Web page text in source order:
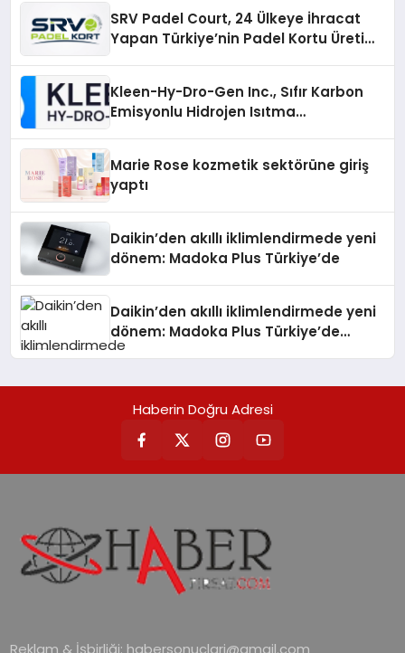
SRV Padel Court, 24 Ülkeye İhracat
Yapan Türkiye’nin Padel Kortu Üretim
Kleen-Hy-Dro-Gen Inc., Sıfır Karbon
Emisyonlu Hidrojen Isıtma
Marie Rose kozmetik sektörüne giriş
yaptı
Daikin’den akıllı iklimlendirmede yeni
dönem: Madoka Plus Türkiye’de
Daikin’den akıllı iklimlendirmede yeni
dönem: Madoka Plus Türkiye’de
Daikin’in kullanıcı dostu tasarımıyla
teknolojilerle donatılmış son modeli
VRV kontrol ünitesi Madoka Plus
Türkiye’de satışa sunuldu. Tam
dokunmatik ekranı, mobil uygulama
desteği ve akıllı sensör entegrasyonu
verimli hale getiriyor. Enerji
verimliliğini artırırken modern yaşam
alanlarında teknolojiyi estetik ile bulu
Haberin Doğru Adresi
Reklam & İşbirliği: habersonuclari@gmail.com